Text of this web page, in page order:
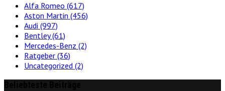
Alfa Romeo (617)
Aston Martin (456)
Audi (997)
Bentley(61)
Mercedes-Benz (2)
Ratgeber (36)
Uncategorized (2)